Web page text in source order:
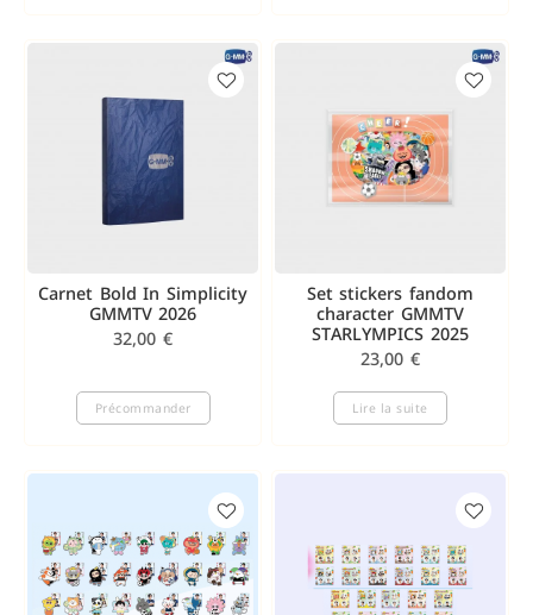
Carnet Bold In Simplicity
GMMTV 2026
32,00 €
Précommander
Set stickers fandom
character GMMTV
STARLYMPICS 2025
23,00 €
Lire la suite